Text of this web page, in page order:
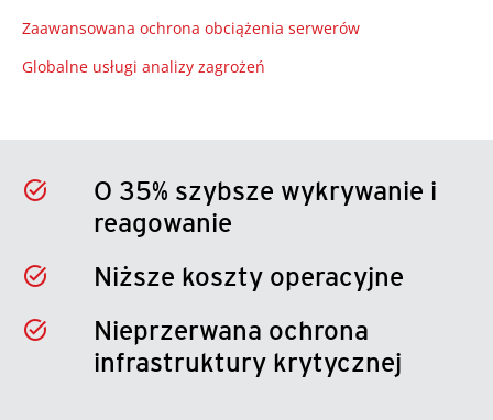
Zaawansowana ochrona obciążenia serwerów
Globalne usługi analizy zagrożeń
O 35% szybsze wykrywanie i
reagowanie
Niższe koszty operacyjne
Nieprzerwana ochrona
infrastruktury krytycznej